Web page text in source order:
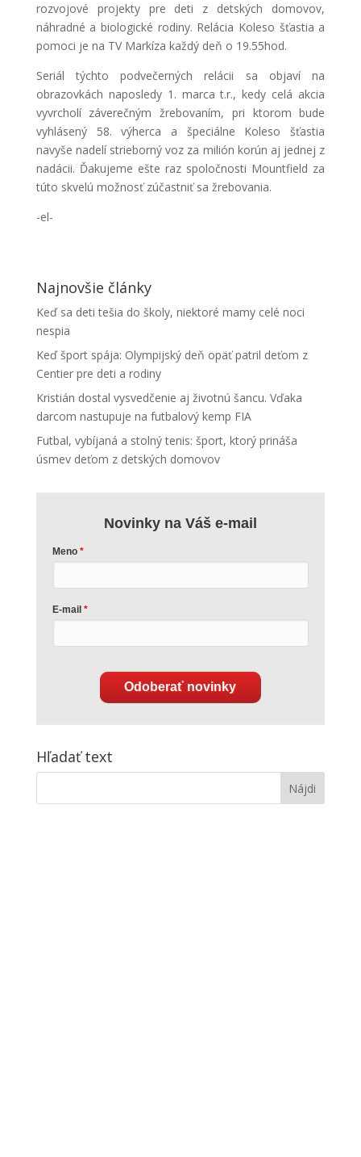
rozvojové projekty pre deti z detských domovov,
náhradné a biologické rodiny. Relácia Koleso šťastia a
pomoci je na TV Markíza každý deň o 19.55hod.
Seriál týchto podvečerných relácii sa objaví na
obrazovkách naposledy 1. marca t.r., kedy celá akcia
vyvrcholí záverečným žrebovaním, pri ktorom bude
vyhlásený 58. výherca a špeciálne Koleso šťastia
navyše nadelí strieborný voz za milión korún aj jednej z
nadácii. Ďakujeme ešte raz spoločnosti Mountfield za
túto skvelú možnosť zúčastniť sa žrebovania.
-el-
Najnovšie články
Keď sa deti tešia do školy, niektoré mamy celé noci
nespia
Keď šport spája: Olympijský deň opäť patril deťom z
Centier pre deti a rodiny
Kristián dostal vysvedčenie aj životnú šancu. Vďaka
darcom nastupuje na futbalový kemp FIA
Futbal, vybíjaná a stolný tenis: šport, ktorý prináša
úsmev deťom z detských domovov
Novinky na Váš e-mail
Meno
E-mail
Odoberať novinky
Hľadať text